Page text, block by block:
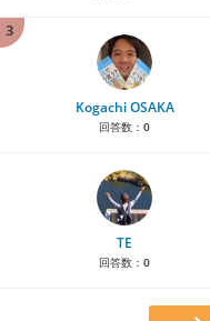
3
Kogachi OSAKA
回答数： 0
TE
回答数： 0